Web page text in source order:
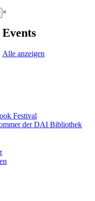
×
Events
Alle anzeigen
Festival
der DAI Bibliothek